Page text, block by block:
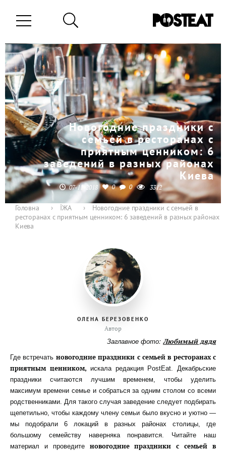
Новогодние праздники с
семьей в ресторанах с
приятным ценником: 6
заведений в разных районах
Киева
07-11-2018 0 0 3312
Головна › ЇЖА ›
Новогодние праздники с семьей в
ресторанах с приятным ценником: 6 заведений в разных районах
Киева
ОЛЕНА БЕРЕЗОВЕНКО
Автор
Заглавное фото: Любимый дядя
Где встречать новогодние праздники с семьей в ресторанах с
приятным ценником, искала редакция PostEat. Декабрьские
праздники считаются лучшим временем, чтобы уделить
максимум времени семье и собраться за одним столом со всеми
родственниками. Для такого случая заведение следует подбирать
щепетильно, чтобы каждому члену семьи было вкусно и уютно —
мы подобрали 6 локаций в разных районах столицы, где
большому семейству наверняка понравится. Читайте наш
материал и проведите новогодние праздники с семьей в